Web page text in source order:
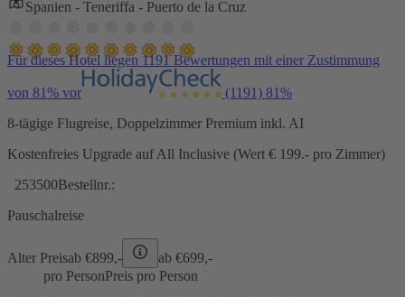
Spanien - Teneriffa - Puerto de la Cruz
Für dieses Hotel liegen 1191 Bewertungen mit einer Zustimmung
von 81% vor (1191) 81%
8-tägige Flugreise, Doppelzimmer Premium inkl. AI
Kostenfreies Upgrade auf All Inclusive (Wert € 199.- pro Zimmer)
253500Bestellnr.:
Pauschalreise
Alter Preisab €899,- ab €699,-
pro PersonPreis pro Person